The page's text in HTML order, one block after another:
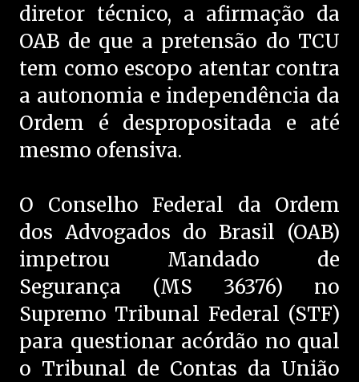
diretor técnico, a afirmação da
OAB de que a pretensão do TCU
tem como escopo atentar contra
a autonomia e independência da
Ordem é despropositada e até
mesmo ofensiva.
O Conselho Federal da Ordem
dos Advogados do Brasil (OAB)
impetrou Mandado de
Segurança (MS 36376) no
Supremo Tribunal Federal (STF)
para questionar acórdão no qual
o Tribunal de Contas da União